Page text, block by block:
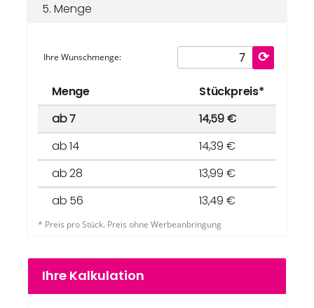
5. Menge
Ihre Wunschmenge:
Menge
Stückpreis*
ab 7
14,59 €
ab 14
14,39 €
ab 28
13,99 €
ab 56
13,49 €
* Preis pro Stück. Preis ohne Werbeanbringung
Ihre Kalkulation